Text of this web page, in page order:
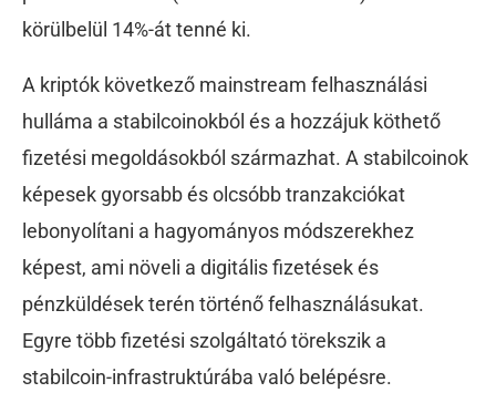
körülbelül 14%-át tenné ki.
A kriptók következő mainstream felhasználási
hulláma a stabilcoinokból és a hozzájuk köthető
fizetési megoldásokból származhat. A stabilcoinok
képesek gyorsabb és olcsóbb tranzakciókat
lebonyolítani a hagyományos módszerekhez
képest, ami növeli a digitális fizetések és
pénzküldések terén történő felhasználásukat.
Egyre több fizetési szolgáltató törekszik a
stabilcoin-infrastruktúrába való belépésre.